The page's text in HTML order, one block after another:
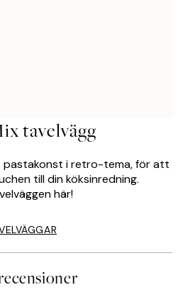
tavelvägg
pastakonst i retro-tema, för att
till din köksinredning.
här!